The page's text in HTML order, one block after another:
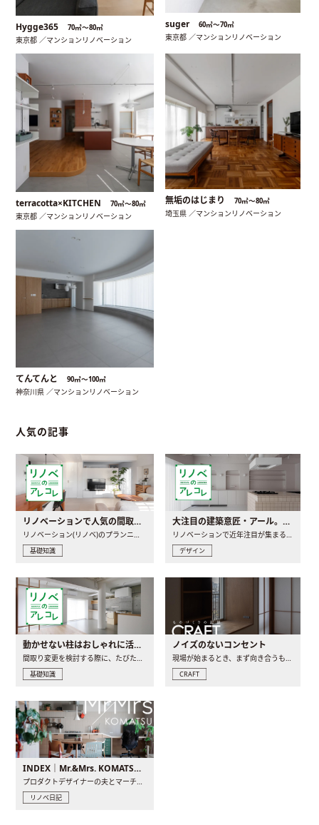
Hygge365 70㎡〜80㎡
東京都 ／マンションリノベーション
suger 60㎡〜70㎡
東京都 ／マンションリノベーション
terracotta×KITCHEN 70㎡〜80㎡
東京都 ／マンションリノベーション
無垢のはじまり 70㎡〜80㎡
埼玉県 ／マンションリノベーション
てんてんと 90㎡〜100㎡
神奈川県 ／マンションリノベーション
人気の記事
リノベーションで人気の間取りとは？トレンドの間取りと実例を徹底解説
リノベーション(リノベ)のプランニングで一番最初に決めるのは..
基礎知識
大注目の建築意匠・アール。人気の理由と空間に取り入れるポイント
リノベーションで近年注目が集まる建築意匠の一つであるアール..
デザイン
動かせない柱はおしゃれに活用！柱を魅せるリノベーション(リノベ)4選
間取り変更を検討する際に、たびたび皆さんの頭を悩ませる動か..
基礎知識
ノイズのないコンセント
現場が始まるとき、まず向き合うものの一つがコンセントです..
CRAFT
INDEX｜Mr.&Mrs. KOMATSU renovation diary
プロダクトデザイナーの夫とマーチャンダイザーの妻が、夫婦で..
リノベ日記